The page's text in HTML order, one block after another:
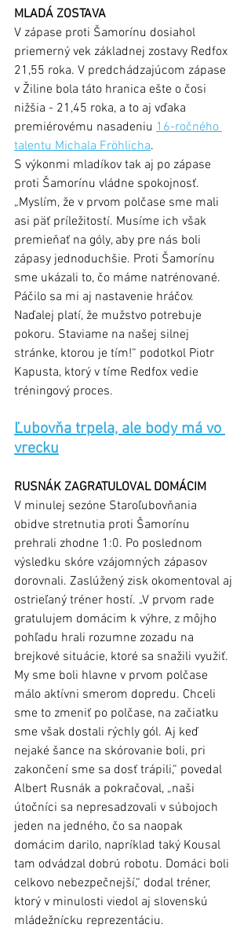
MLADÁ ZOSTAVA
V zápase proti Šamorínu dosiahol
priemerný vek základnej zostavy Redfox
21,55 roka. V predchádzajúcom zápase
v Žiline bola táto hranica ešte o čosi
nižšia - 21,45 roka, a to aj vďaka
premiérovému nasadeniu 16-ročného
talentu Michala Fröhlicha.
S výkonmi mladíkov tak aj po zápase
proti Šamorínu vládne spokojnosť.
„Myslím, že v prvom polčase sme mali
asi päť príležitostí. Musíme ich však
premieňať na góly, aby pre nás boli
zápasy jednoduchšie. Proti Šamorínu
sme ukázali to, čo máme natrénované.
Páčilo sa mi aj nastavenie hráčov.
Naďalej platí, že mužstvo potrebuje
pokoru. Staviame na našej silnej
stránke, ktorou je tím!“ podotkol Piotr
Kapusta, ktorý v tíme Redfox vedie
tréningový proces.
Ľubovňa trpela, ale body má vo
vrecku
RUSNÁK ZAGRATULOVAL DOMÁCIM
V minulej sezóne Staroľubovňania
obidve stretnutia proti Šamorínu
prehrali zhodne 1:0. Po poslednom
výsledku skóre vzájomných zápasov
dorovnali. Zaslúžený zisk okomentoval aj
ostrieľaný tréner hostí. „V prvom rade
gratulujem domácim k výhre, z môjho
pohľadu hrali rozumne zozadu na
brejkové situácie, ktoré sa snažili využiť.
My sme boli hlavne v prvom polčase
málo aktívni smerom dopredu. Chceli
sme to zmeniť po polčase, na začiatku
sme však dostali rýchly gól. Aj keď
nejaké šance na skórovanie boli, pri
zakončení sme sa dosť trápili,“ povedal
Albert Rusnák a pokračoval, „naši
útočníci sa nepresadzovali v súbojoch
jeden na jedného, čo sa naopak
domácim darilo, napríklad taký Kousal
tam odvádzal dobrú robotu. Domáci boli
celkovo nebezpečnejší,“ dodal tréner,
ktorý v minulosti viedol aj slovenskú
mládežnícku reprezentáciu.